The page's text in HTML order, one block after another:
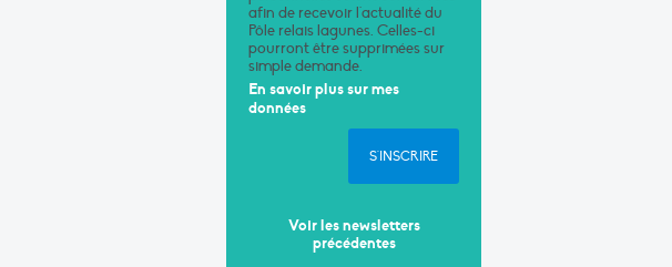
afin de recevoir l'actualité du
Pôle relais lagunes. Celles-ci
pourront être supprimées sur
simple demande.
En savoir plus sur mes
données
S'INSCRIRE
Voir les newsletters
précédentes